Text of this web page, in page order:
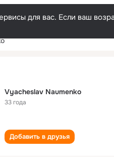
для вас. Если ваш
Vyacheslav Naumenko
33 года
Добавить в друзья